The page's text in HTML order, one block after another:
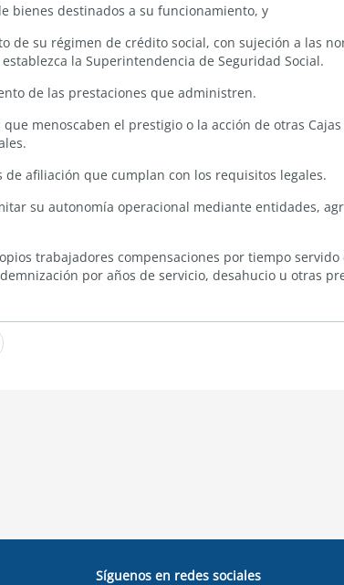
bienes destinados a su funcionamiento, y
de su régimen de crédito social, con sujeción a las
la Superintendencia de Seguridad Social.
de las prestaciones que administren.
menoscaben el prestigio o la acción de otras
de afiliación que cumplan con los requisitos legales.
su autonomía operacional mediante entidades,
trabajadores compensaciones por tiempo servido
por años de servicio, desahucio u otras
Síguenos en redes sociales